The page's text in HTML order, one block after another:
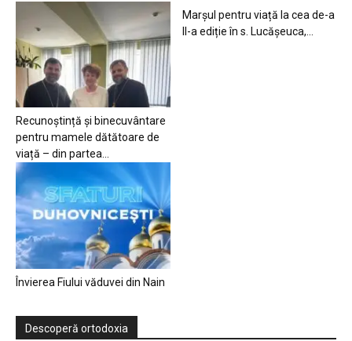
Recunoștință și binecuvântare
pentru mamele dătătoare de
viață – din partea...
Marșul pentru viață la cea de-a
II-a ediție în s. Lucășeuca,...
Învierea Fiului văduvei din Nain
Descoperă ortodoxia